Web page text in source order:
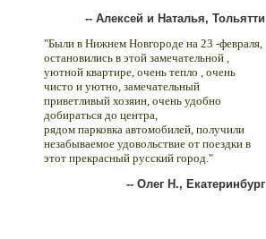
-- Алексей и Наталья, Тольятти
"Были в Нижнем Новгороде на 23 -февраля,
остановились в этой замечательной ,
уютной квартире, очень тепло , очень
чисто и уютно, замечательный
приветливый хозяин, очень удобно
добираться до центра,
рядом парковка автомобилей, получили
незабываемое удовольствие от поездки в
этот прекрасный русский город."
-- Олег Н., Екатеринбург